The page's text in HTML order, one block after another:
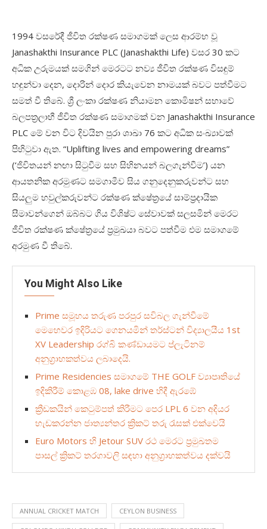
1994 වසරේදී ජීවිත රක්ෂණ සමාගමක් ලෙස ආරම්භ වූ
Janashakthi Insurance PLC (Janashakthi Life) වසර 30 කට
අධික උරුමයක් සමගින් මෙරටට නව්‍ය ජීවිත රක්ෂණ විසඳුම්
හඳුන්වා දෙන, දොරින් දොර කියැවෙන නාමයක් බවට පත්වීමට
සමත් වී තිබේ. ශ්‍රී ලංකා රක්ෂණ නියාමන කොමිෂන් සභාවේ
බලපත්‍රලාභී ජීවිත රක්ෂණ සමාගමක් වන Janashakthi Insurance
PLC මේ වන විට දිවයින පුරා ශාඛා 76 කට අධික සංඛ්‍යාවක්
පිහිටුවා ඇත. “Uplifting lives and empowering dreams”
(‘ජිවිතයන් නඟා සිටුවීම සහ සිහිනයන් බලගැන්වීම’) යන
ආයතනික අරමුණට සමගාමීව සිය ගනුදෙනුකරුවන්ට සහ
සියලුම හවුල්කරුවන්ට රක්ෂණ ක්ෂේත්‍රයේ සාම්ප්‍රදායික
සීමාවන්ගෙන් ඔබ්බට ගිය විශිෂ්ට සේවාවක් සලසමින් මෙරට
ජීවිත රක්ෂණ ක්ෂේත්‍රයේ ප්‍රමුඛයා බවට පත්වීම එම සමාගමේ
අරමුණ වී තිබේ.
You Might Also Like
Prime සමූහය තරුණ පරපුර සවිබල ගැන්වීමේ
මෙහෙවර ඉදිරියට ගෙනයමින් තර්ස්ටන් විද්‍යාලයීය 1st
XV Leadership රග්බි කණ්ඩායමට ප්ලැටිනම්
අනුග්‍රාහකත්වය ලබාදෙයි.
Prime Residencies සමාගමේ THE GOLF ව්‍යාපෘතියේ
ඉදිකිරීම් කොළඹ 08, lake drive හිදී ඇරඹේ
ක්‍රීඩකයින් කෙටුම්පත් කිරීමට පෙර LPL 6 වන අදියර
හැඩකරන්න ජාත්‍යන්තර ක්‍රිකට් තරු රැසක් එක්වෙයි
Euro Motors හි Jetour SUV රථ මෙරට ප්‍රමුඛතම
පාසල් ක්‍රිකට් තරගාවලි සඳහා අනුග්‍රාහකත්වය දක්වයි
ANNUAL CRICKET MATCH CEYLON BUSINESS